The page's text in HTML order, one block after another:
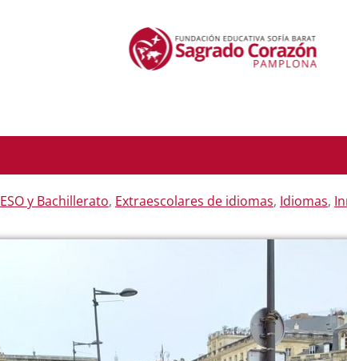
ESO y Bachillerato, Extraescolares de idiomas, Idiomas,